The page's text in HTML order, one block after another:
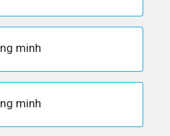
minh
minh